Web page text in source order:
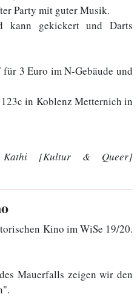
Party mit guter Musik.
kann gekickert und Darts
3 Euro im N-Gebäude und
in Koblenz Metternich in
[Kultur & Queer]
Kino im WiSe 19/20.
Mauerfalls zeigen wir den